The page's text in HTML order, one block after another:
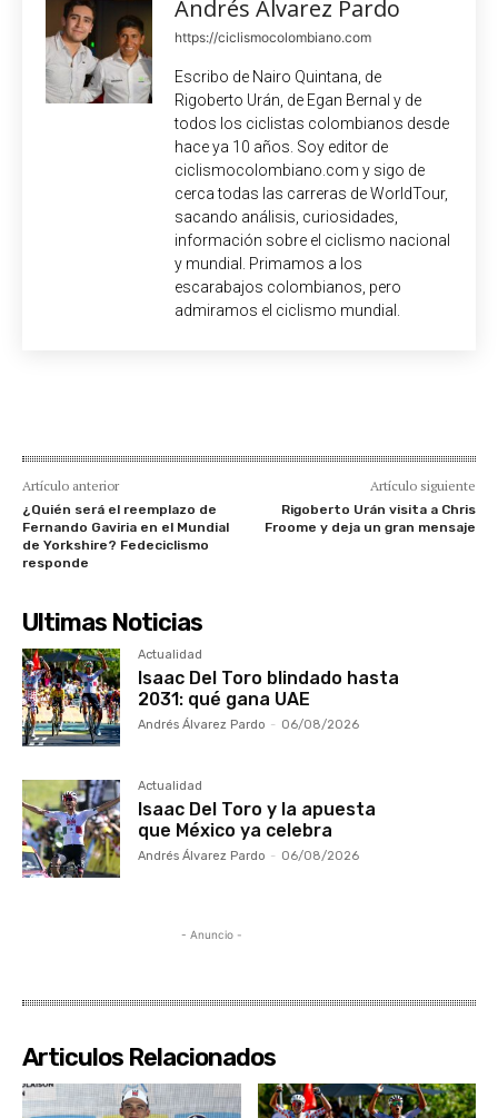
Andrés Álvarez Pardo
https://ciclismocolombiano.com
Escribo de Nairo Quintana, de
Rigoberto Urán, de Egan Bernal y de
todos los ciclistas colombianos desde
hace ya 10 años. Soy editor de
ciclismocolombiano.com y sigo de
cerca todas las carreras de WorldTour,
sacando análisis, curiosidades,
información sobre el ciclismo nacional
y mundial. Primamos a los
escarabajos colombianos, pero
admiramos el ciclismo mundial.
Artículo anterior
¿Quién será el reemplazo de
Fernando Gaviria en el Mundial
de Yorkshire? Fedeciclismo
responde
Artículo siguiente
Rigoberto Urán visita a Chris
Froome y deja un gran mensaje
Ultimas Noticias
Actualidad
Isaac Del Toro blindado hasta
2031: qué gana UAE
Andrés Álvarez Pardo - 06/08/2026
Actualidad
Isaac Del Toro y la apuesta
que México ya celebra
Andrés Álvarez Pardo - 06/08/2026
- Anuncio -
Articulos Relacionados